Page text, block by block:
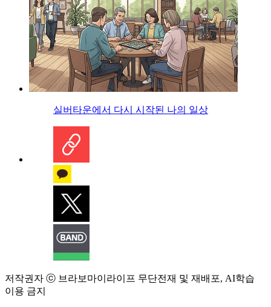
실버타운에서 다시 시작된 나의 일상
저작권자 ⓒ 브라보마이라이프 무단전재 및 재배포, AI학습
이용 금지